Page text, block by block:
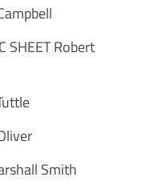
SHEET Robert
Smith